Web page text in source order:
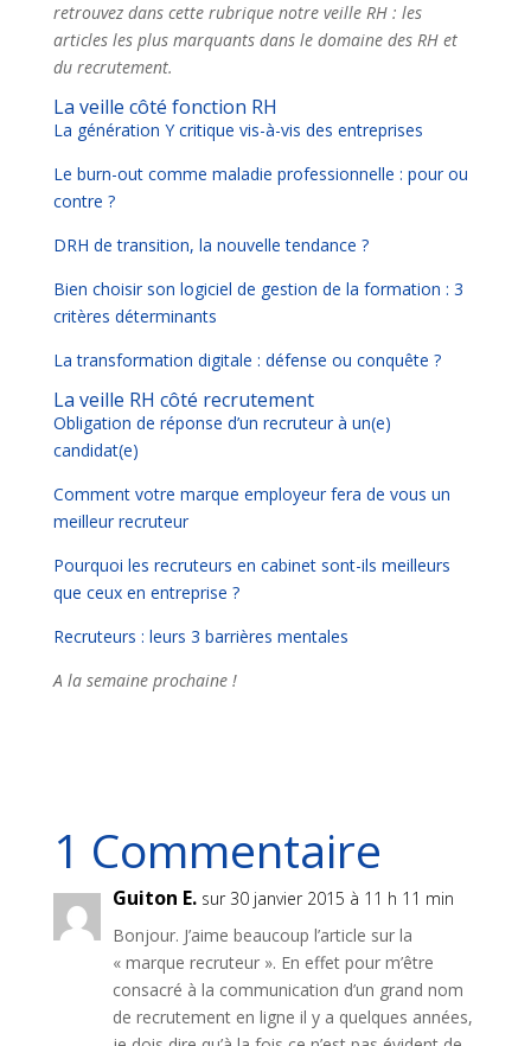
retrouvez dans cette rubrique notre veille RH : les
articles les plus marquants dans le domaine des RH et
du recrutement.
La veille côté fonction RH
La génération Y critique vis-à-vis des entreprises
Le burn-out comme maladie professionnelle : pour ou
contre ?
DRH de transition, la nouvelle tendance ?
Bien choisir son logiciel de gestion de la formation : 3
critères déterminants
La transformation digitale : défense ou conquête ?
La veille RH côté recrutement
Obligation de réponse d’un recruteur à un(e)
candidat(e)
Comment votre marque employeur fera de vous un
meilleur recruteur
Pourquoi les recruteurs en cabinet sont-ils meilleurs
que ceux en entreprise ?
Recruteurs : leurs 3 barrières mentales
A la semaine prochaine !
1 Commentaire
Guiton E. sur 30 janvier 2015 à 11 h 11 min
Bonjour. J’aime beaucoup l’article sur la
« marque recruteur ». En effet pour m’être
consacré à la communication d’un grand nom
de recrutement en ligne il y a quelques années,